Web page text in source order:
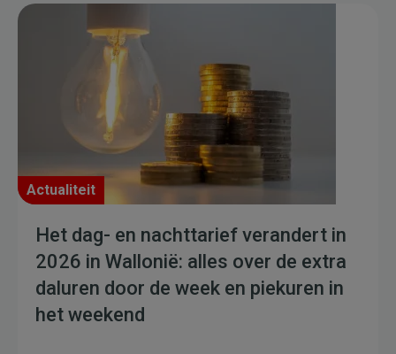
Actualiteit
Het dag- en nachttarief verandert in
2026 in Wallonië: alles over de extra
daluren door de week en piekuren in
het weekend